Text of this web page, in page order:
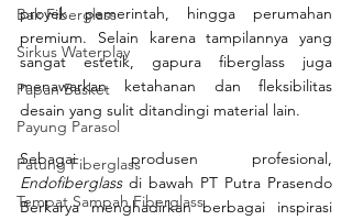
Bak Fiberglass
Sirkus Waterplay
Papan Basket
Payung Parasol
Patung Fiberglass
Tempat Sampah Fiberglass
proyek pemerintah, hingga perumahan
premium. Selain karena tampilannya yang
sangat estetik, gapura fiberglass juga
menawarkan ketahanan dan fleksibilitas
desain yang sulit ditandingi material lain.
Endofiberglass di bawah PT Putra Prasendo
Berkarya menghadirkan berbagai inspirasi